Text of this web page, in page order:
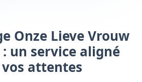
Onze Lieve Vrouw
un service aligné
attentes